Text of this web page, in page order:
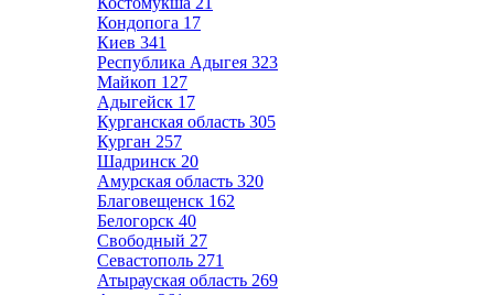
Кондопога 17
Киев 341
Республика Адыгея 323
Майкоп 127
Адыгейск 17
Курганская область 305
Курган 257
Шадринск 20
Амурская область 320
Благовещенск 162
Белогорск 40
Свободный 27
Севастополь 271
Атырауская область 269